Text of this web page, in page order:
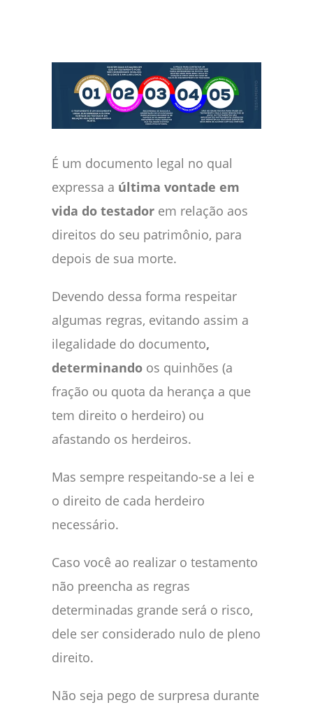
É um documento legal no qual
expressa a última vontade em
vida do testador em relação aos
direitos do seu patrimônio, para
depois de sua morte.
Devendo dessa forma respeitar
algumas regras, evitando assim a
ilegalidade do documento,
determinando os quinhões (a
fração ou quota da herança a que
tem direito o herdeiro) ou
afastando os herdeiros.
Mas sempre respeitando-se a lei e
o direito de cada herdeiro
necessário.
Caso você ao realizar o testamento
não preencha as regras
determinadas grande será o risco,
dele ser considerado nulo de pleno
direito.
Não seja pego de surpresa durante